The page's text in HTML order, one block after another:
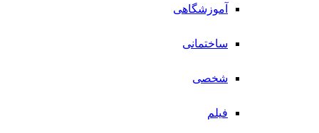
آموزشگاهی
ساختمانی
شخصی
فیلم